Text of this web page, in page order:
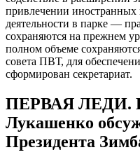
привлечении
деятельности в парке —
сохраняются на прежнем
полном объеме
совета ПВТ, для
сформирован секретариат.
ПЕРВАЯ ЛЕДИ.
Лукашенко
Президента